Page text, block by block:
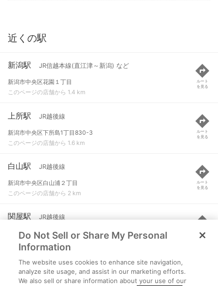
近くの駅
新潟駅 JR信越本線(直江津～新潟) など
新潟市中央区花園１丁目
このページの店舗から 1.4 km
ルート
を見る
上所駅 JR越後線
新潟市中央区下所島1丁目830-3
このページの店舗から 1.6 km
ルート
を見る
白山駅 JR越後線
新潟市中央区白山浦２丁目
このページの店舗から 2 km
ルート
を見る
関屋駅 JR越後線
新潟市中央区関屋大川前２丁目
このページの店舗から 3.5 km
ルート
を見る
越後石山駅 JR信越本線(直江津～新潟)
新潟市東区石山
Do Not Sell or Share My Personal
Information
The website uses cookies to enhance site navigation,
analyze site usage, and assist in our marketing efforts.
We also sell or share information about your use of our